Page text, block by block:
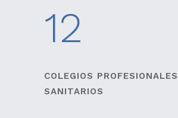
12
COLEGIOS PROFESIONALES
SANITARIOS